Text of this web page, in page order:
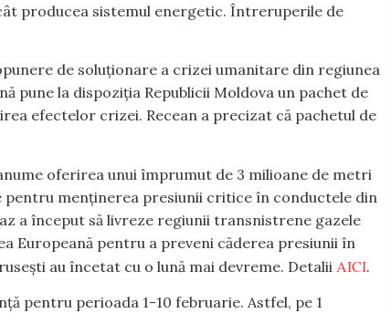
producea sistemul energetic. Întreruperile de
de soluționare a crizei umanitare din regiunea
pune la dispoziția Republicii Moldova un pachet de
efectelor crizei. Recean a precizat că pachetul de
oferirea unui împrumut de 3 milioane de metri
menținerea presiunii critice în conductele din
a început să livreze regiunii transnistrene gazele
Europeană pentru a preveni căderea presiunii în
au încetat cu o lună mai devreme. Detalii AICI.
pentru perioada 1-10 februarie. Astfel, pe 1